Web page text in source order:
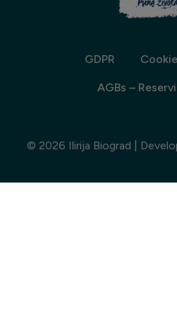
GDPR
AGBs –
© 2026 Ilirija Biograd |